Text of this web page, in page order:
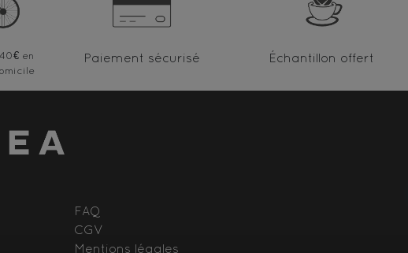
Paiement sécurisé Échantillon offert
FAQ
CGV
Mentions légales